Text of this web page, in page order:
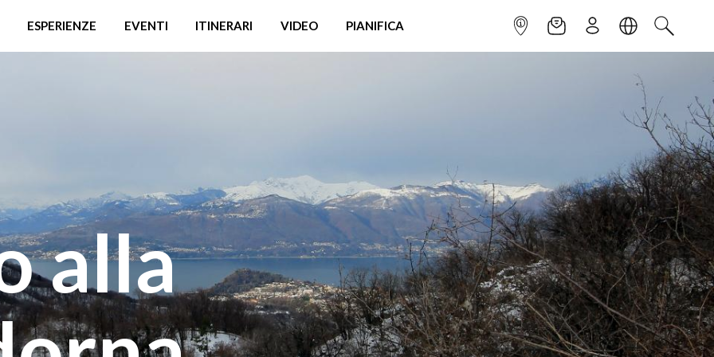
ESPERIENZE EVENTI ITINERARI VIDEO PIANIFICA INFOPOINTNEWSLETTER
ISCRIVITILINGUACERCA
alla